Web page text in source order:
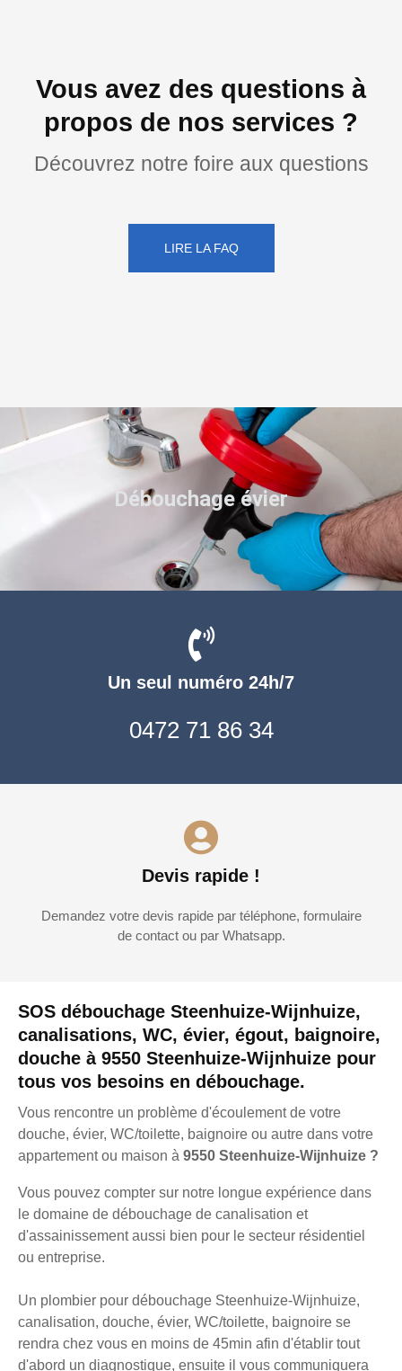
Vous avez des questions à
propos de nos services ?
Découvrez notre foire aux questions
LIRE LA FAQ
SOS débouchage Steenhuize-Wijnhuize,
canalisations, WC, évier, égout, baignoire,
douche à 9550 Steenhuize-Wijnhuize pour
tous vos besoins en débouchage.
Vous rencontre un problème d'écoulement de votre
douche, évier, WC/toilette, baignoire ou autre dans votre
appartement ou maison à 9550 Steenhuize-Wijnhuize ?
Vous pouvez compter sur notre longue expérience dans
le domaine de débouchage de canalisation et
d'assainissement aussi bien pour le secteur résidentiel
ou entreprise.
Un plombier pour débouchage Steenhuize-Wijnhuize,
canalisation, douche, évier, WC/toilette, baignoire se
rendra chez vous en moins de 45min afin d'établir tout
d'abord un diagnostique, ensuite il vous communiquera
Un seul numéro 24h/7
0472 71 86 34
Devis rapide !
Demandez votre devis rapide par téléphone, formulaire
de contact ou par Whatsapp.
Débouchage évier